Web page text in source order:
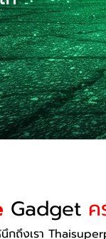
Gadget ค
กถึงเรา